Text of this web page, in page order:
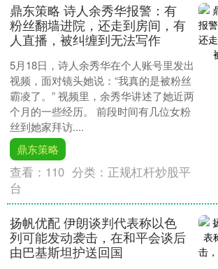
鼎东策略 诗人余秀华报警：有
粉丝翻墙进院，还走到房间，有
人直播，被纠缠到无法写作
5月18日，诗人余秀华在个人账号里发出
视频，面对镜头她说：“我真的是被粉丝
霸凌了。” 视频里，余秀华讲述了她近两
个月的一些经历。 前段时间有几位女粉
丝到她家拜访....
鼎东策略
查看： 110 分类： 正规杠杆炒股平
台
扬帆优配 伊朗谈判代表称以色
列可能发动袭击，在和平会谈后
由巴基斯坦护送回国